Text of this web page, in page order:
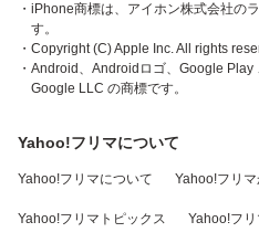
・iPhone商標は、アイホン株式会社の
す。
・Copyright (C) Apple Inc. All rights
・Android、Androidロゴ、Google Play
Google LLC の商標です。
Yahoo!フリマについて
Yahoo!フリマについて Yahoo!フリ
Yahoo!フリマトピックス Yahoo!フ